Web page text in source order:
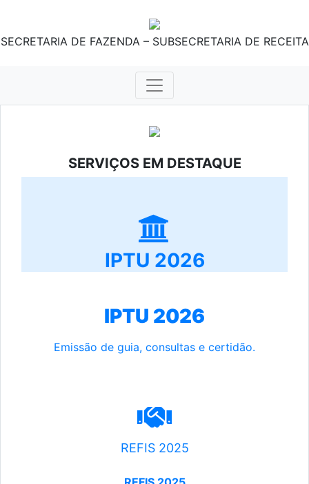
SECRETARIA DE FAZENDA – SUBSECRETARIA DE RECEITA
SERVIÇOS EM DESTAQUE
IPTU 2026
IPTU 2026
Emissão de guia, consultas e certidão.
REFIS 2025